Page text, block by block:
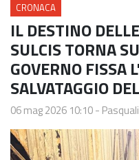
CRONACA
IL DESTINO
SULCIS TORNA
GOVERNO FISSA
SALVATAGGIO
06 mag 2026 10:10-